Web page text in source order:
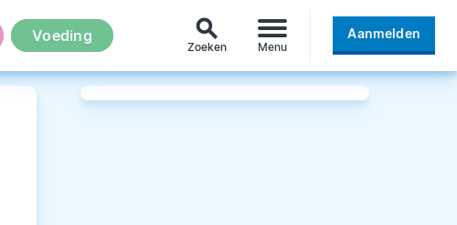
Voeding search
Zoeken Menu
Aanmelden